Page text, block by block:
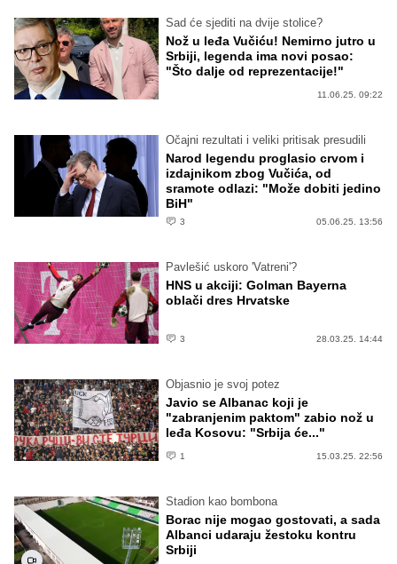
Sad će sjediti na dvije stolice?
Nož u leđa Vučiću! Nemirno jutro u
Srbiji, legenda ima novi posao:
"Što dalje od reprezentacije!"
11.06.25. 09:22
Očajni rezultati i veliki pritisak presudili
Narod legendu proglasio crvom i
izdajnikom zbog Vučića, od
sramote odlazi: "Može dobiti jedino
BiH"
3 05.06.25. 13:56
Pavlešić uskoro 'Vatreni'?
HNS u akciji: Golman Bayerna
oblači dres Hrvatske
3 28.03.25. 14:44
Objasnio je svoj potez
Javio se Albanac koji je
"zabranjenim paktom" zabio nož u
leđa Kosovu: "Srbija će..."
1 15.03.25. 22:56
Stadion kao bombona
Borac nije mogao gostovati, a sada
Albanci udaraju žestoku kontru
Srbiji